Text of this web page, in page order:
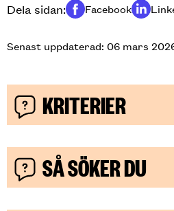
Dela sidan:
Dela på
Facebook
Dela på
Senast uppdaterad: 06 mars
KRITERIER
SÅ SÖKER DU